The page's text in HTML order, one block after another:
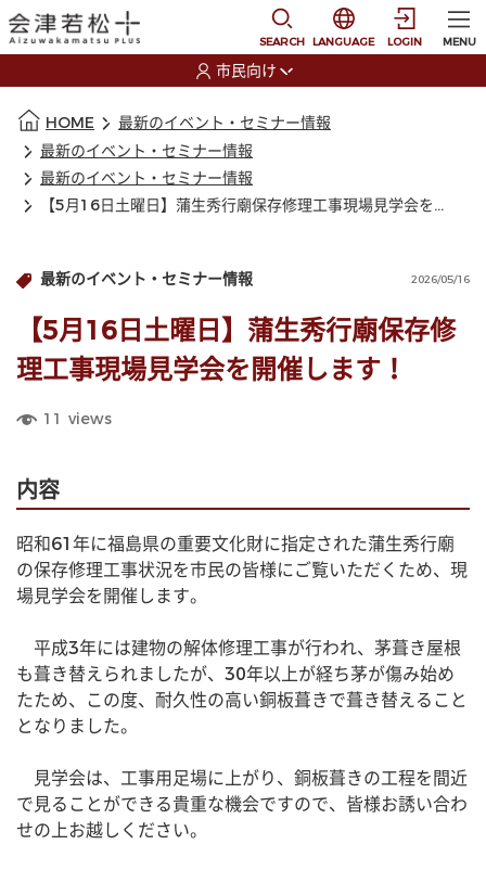
SEARCH
選択すると言語の切
LANGUAGE LOGIN MENU
市民向け
HOME
最新のイベント・セミナー情報
最新のイベント・セミナー情報
最新のイベント・セミナー情報
【5月16日土曜日】蒲生秀行廟保存修理工事現場見学会を開催します！
最新のイベント・セミナー情報 2026/05/16
【5月16日土曜日】蒲生秀行廟保存修
理工事現場見学会を開催します！
11 views
内容
昭和61年に福島県の重要文化財に指定された蒲生秀行廟
の保存修理工事状況を市民の皆様にご覧いただくため、現
場見学会を開催します。
平成3年には建物の解体修理工事が行われ、茅葺き屋根
も葺き替えられましたが、30年以上が経ち茅が傷み始め
たため、この度、耐久性の高い銅板葺きで葺き替えること
となりました。
見学会は、工事用足場に上がり、銅板葺きの工程を間近
で見ることができる貴重な機会ですので、皆様お誘い合わ
せの上お越しください。